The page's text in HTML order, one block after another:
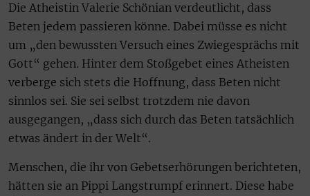
Die Atheistin Valerie Schönian verdeutlicht, dass
Beten jedem passieren könne. Dabei müsse es nicht
um „den bewussten Versuch eines Zwiegesprächs mit
Gott“ gehen. Hinter dem Stoßgebet eines Atheisten
verberge sich stets die Hoffnung, dass Beten nicht
sinnlos sei. Sie sei selbst trotzdem nie davon
ausgegangen, „dass sich durch das Beten tatsächlich
etwas ändert in der Welt“.
Menschen, die ihr von Gebetserhörungen berichteten,
hätten sie an Pippi Langstrumpf erinnert. Diese habe